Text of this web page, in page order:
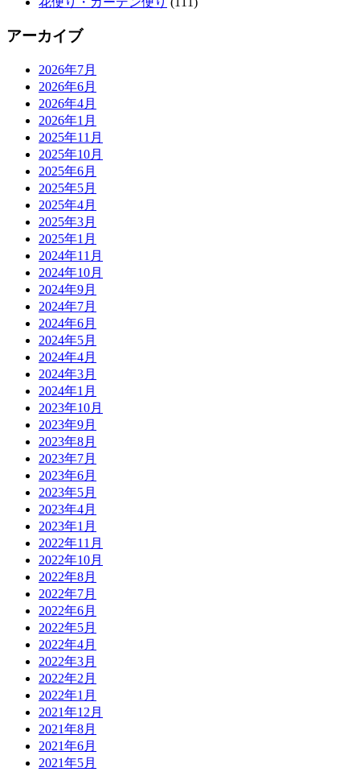
アーカイブ
2026年7月
2026年6月
2026年4月
2026年1月
2025年11月
2025年10月
2025年6月
2025年5月
2025年4月
2025年3月
2025年1月
2024年11月
2024年10月
2024年9月
2024年7月
2024年6月
2024年5月
2024年4月
2024年3月
2024年1月
2023年10月
2023年9月
2023年8月
2023年7月
2023年6月
2023年5月
2023年4月
2023年1月
2022年11月
2022年10月
2022年8月
2022年7月
2022年6月
2022年5月
2022年4月
2022年3月
2022年2月
2022年1月
2021年12月
2021年8月
2021年6月
2021年5月